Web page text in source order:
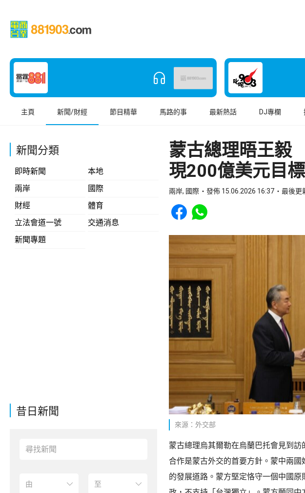
主頁 新聞/財經 節目精華 馬路的事 最新熱話 DJ專欄
新聞分類
即時新聞
本地
兩岸
國際
財經
體育
立法會道一號
交通消息
新聞專題
昔日新聞
蒙古總理晤王毅
現200億美元目標
兩岸, 國際 發佈 15.06.2026 16:37 最後更
Share to Facebook
Share to WhatsApp
來源：外交部
蒙古總理烏其爾勒在烏蘭巴托會見到
合作是蒙古外交的首要方針。蒙中兩
的發展道路。蒙方堅定恪守一個中國